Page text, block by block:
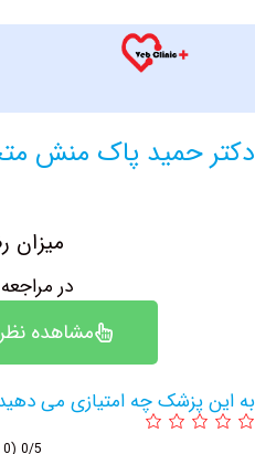
حمید پاک منش
میزان رضایت
در مراجعه بیماران
مشاهده نظرات
چه امتیازی می دهید ؟